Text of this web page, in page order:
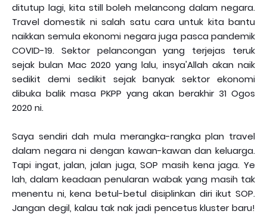
ditutup lagi, kita still boleh melancong dalam negara.
Travel domestik ni salah satu cara untuk kita bantu
naikkan semula ekonomi negara juga pasca pandemik
COVID-19. Sektor pelancongan yang terjejas teruk
sejak bulan Mac 2020 yang lalu, insya'Allah akan naik
sedikit demi sedikit sejak banyak sektor ekonomi
dibuka balik masa PKPP yang akan berakhir 31 Ogos
2020 ni.
Saya sendiri dah mula merangka-rangka plan travel
dalam negara ni dengan kawan-kawan dan keluarga.
Tapi ingat, jalan, jalan juga, SOP masih kena jaga. Ye
lah, dalam keadaan penularan wabak yang masih tak
menentu ni, kena betul-betul disiplinkan diri ikut SOP.
Jangan degil, kalau tak nak jadi pencetus kluster baru!